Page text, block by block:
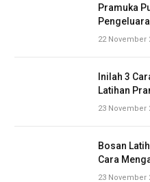
Pramuka
22 November
Inilah 3
Latihan
23 November
Bosan
Cara
23 November